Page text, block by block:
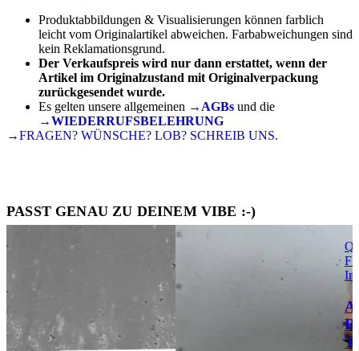
Produktabbildungen & Visualisierungen können farblich
leicht vom Originalartikel abweichen. Farbabweichungen sind
kein Reklamationsgrund.
Der Verkaufspreis wird nur dann erstattet, wenn der
Artikel im Originalzustand mit Originalverpackung
zurückgesendet wurde.
Es gelten unsere allgemeinen →AGBs und die
→WIEDERRUFSBELEHRUNG
→FRAGEN? WÜNSCHE? LOB? SCHREIB UNS.
PASST GENAU ZU DEINEM VIBE :-)
In